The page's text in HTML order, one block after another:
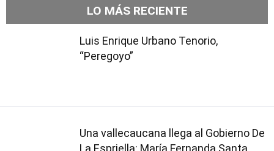
LO MÁS RECIENTE
Luis Enrique Urbano Tenorio,
“Peregoyo”
Una vallecaucana llega al Gobierno De
La Espriella: María Fernanda Santa,